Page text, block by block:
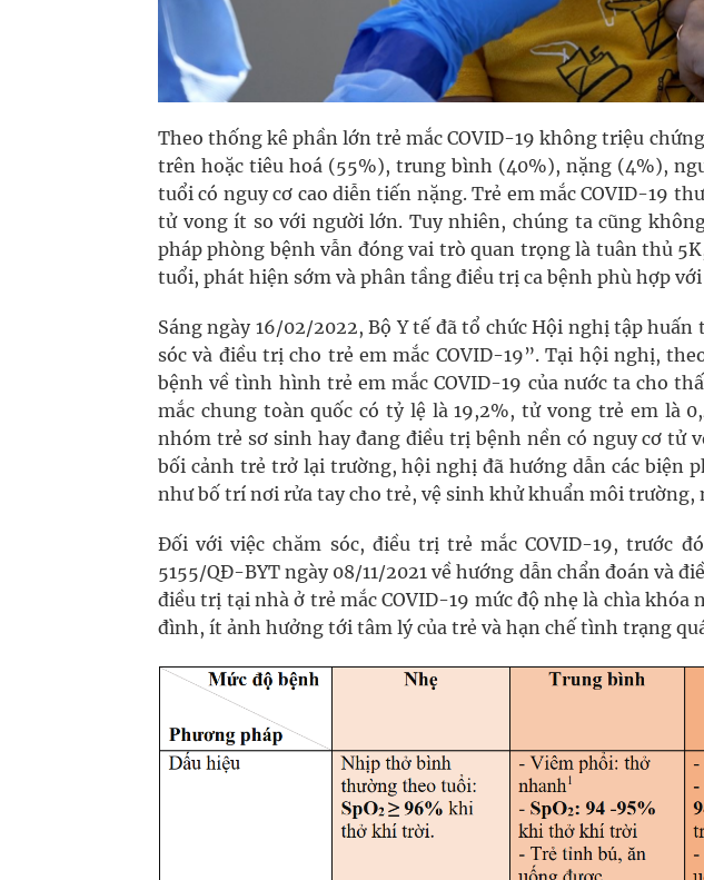
Theo thống kê phần lớn trẻ mắc COVID-19 không triệu
trên hoặc tiêu hoá (55%), trung bình (40%), nặng (4%),
tuổi có nguy cơ cao diễn tiến nặng. Trẻ em mắc COVID-19
tử vong ít so với người lớn. Tuy nhiên, chúng ta cũng
pháp phòng bệnh vẫn đóng vai trò quan trọng là tuân thủ
tuổi, phát hiện sớm và phân tầng điều trị ca bệnh phù hợp
Sáng ngày 16/02/2022, Bộ Y tế đã tổ chức Hội nghị tập
sóc và điều trị cho trẻ em mắc COVID-19”. Tại hội nghị,
bệnh về tình hình trẻ em mắc COVID-19 của nước ta cho
mắc chung toàn quốc có tỷ lệ là 19,2%, tử vong trẻ em là
nhóm trẻ sơ sinh hay đang điều trị bệnh nền có nguy cơ tử
bối cảnh trẻ trở lại trường, hội nghị đã hướng dẫn các biện
như bố trí nơi rửa tay cho trẻ, vệ sinh khử khuẩn môi
Đối với việc chăm sóc, điều trị trẻ mắc COVID-19, trước
5155/QĐ-BYT ngày 08/11/2021 về hướng dẫn chẩn đoán và
điều trị tại nhà ở trẻ mắc COVID-19 mức độ nhẹ là chìa khóa
đình, ít ảnh hưởng tới tâm lý của trẻ và hạn chế tình trạng